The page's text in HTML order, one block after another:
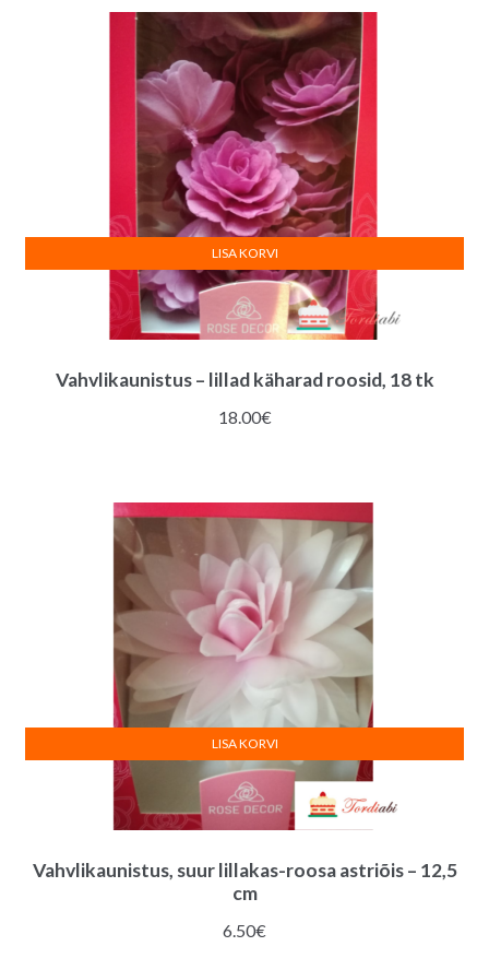
Vahvlikaunistus – lillad käharad roosid, 18 tk
18.00€
LISA KORVI
Vahvlikaunistus, suur lillakas-roosa astriõis – 12,5
cm
6.50€
LISA KORVI